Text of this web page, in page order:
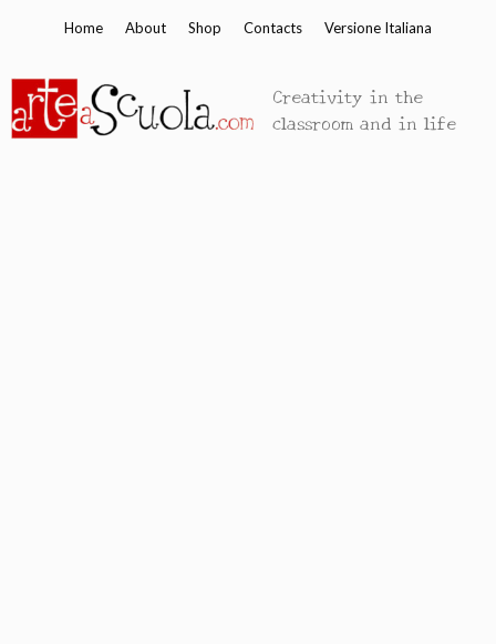
content
Home About Shop Contacts Versione Italiana
Creativity in the
classroom and in life